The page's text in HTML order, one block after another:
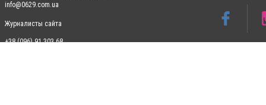
info@0629.com.ua
Журналисты сайта
+38 (096) 91 303 68